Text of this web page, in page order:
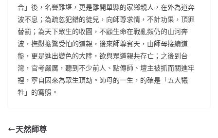
合」後，名譽難堪，更是離開單縣的家鄉親人，在外為道奔
波不息；為疏忽犯錯的徒兒，向師尊求情，不計功果，頂罪
替罰；為天下眾生的收圓，不顧生命在戰亂頻仍的山河奔
波，撫慰擔驚受怕的道親，後來師尊賓天，由師母接續道
盤，更是進出變色的大陸，欲與眾道親共存亡；之後到台
灣，官考嚴厲，聽到不少前人、點傳師、壇主被抓而關進牢
裡，寧自囚來為眾生頂劫。師母的一生，的確是「五大犧
牲」的寫照。
天然師尊